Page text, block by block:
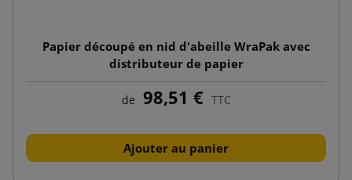
Papier découpé en nid d'abeille WraPak avec
distributeur de papier
de 98,51 € TTC
Ajouter au panier